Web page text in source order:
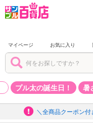
マイページ お気に入り
プル太の誕生日！ 暑
＼全商品クーポン付